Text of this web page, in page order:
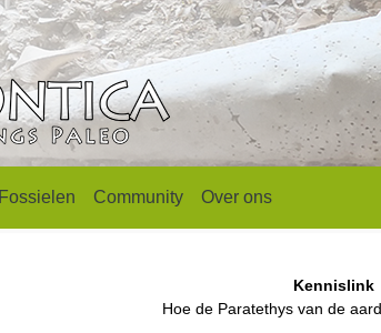
Fossielen Community Over ons
Kennislink
Hoe de Paratethys van de